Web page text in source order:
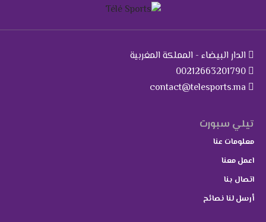
الدار البيضاء - المملكة المغربية
00212663201790
contact@telesports.ma
تيلي سبورت
معلومات عنا
اعمل معنا
اتصال بنا
أرسل لنا نصائح